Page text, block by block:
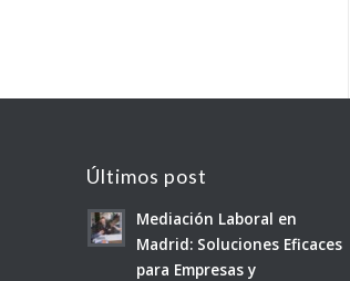
Últimos post
Mediación Laboral en
Madrid: Soluciones Eficaces
para Empresas y